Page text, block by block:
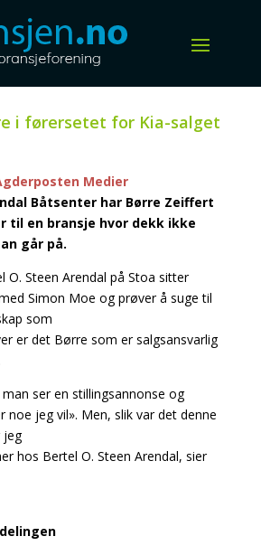
i førersetet for Kia-salget
Medier
Båtsenter har Børre Zeiffert
til en bransje hvor dekk ikke
går på.
O. Steen Arendal på Stoa sitter
Simon Moe og prøver å suge til
som
er det Børre som er salgsansvarlig
ser en stillingsannonse og
noe jeg vil». Men, slik var det denne
jeg
hos Bertel O. Steen Arendal, sier